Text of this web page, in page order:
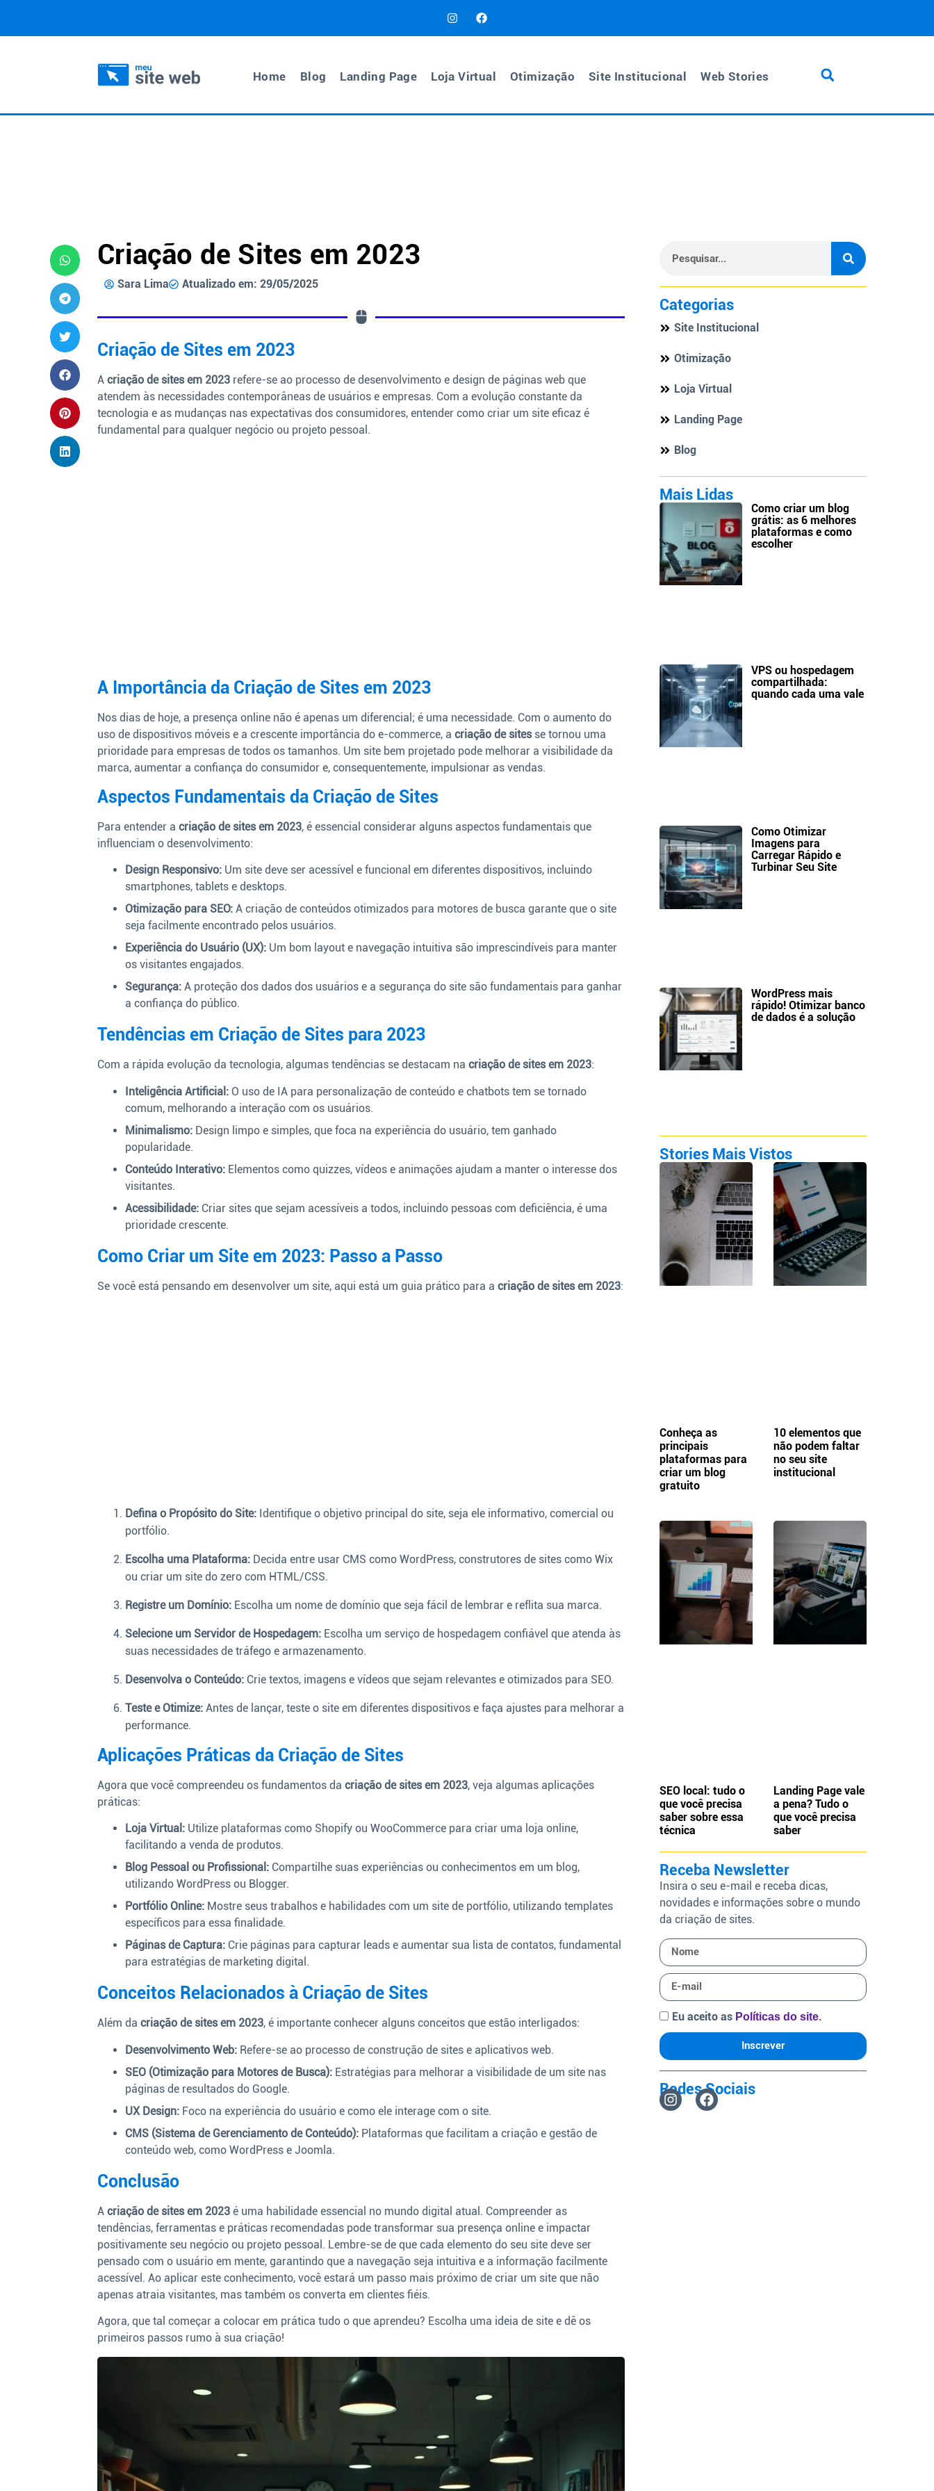
Home Blog Landing Page Loja Virtual Otimização Site Institucional Web Stories
Criação de Sites em 2023
Sara Lima Atualizado em: 29/05/2025
Criação de Sites em 2023
Acriação de sites em 2023 refere-se ao processo de desenvolvimento e design de páginas web que
atendem às necessidades contemporâneas de usuários e empresas. Com a evolução constante da
tecnologia e as mudanças nas expectativas dos consumidores, entender como criar um site eficaz é
fundamental para qualquer negócio ou projeto pessoal.
A Importância da Criação de Sites em 2023
Nos dias de hoje, a presença online não é apenas um diferencial; é uma necessidade. Com o aumento do
uso de dispositivos móveis e a crescente importância do e-commerce, acriação de sitesse tornou uma
prioridade para empresas de todos os tamanhos. Um site bem projetado pode melhorar a visibilidade da
marca, aumentar a confiança do consumidor e, consequentemente, impulsionar as vendas.
Aspectos Fundamentais da Criação de Sites
Para entender acriação de sites em 2023, é essencial considerar alguns aspectos fundamentais que
influenciam o desenvolvimento:
Design Responsivo: Um site deve ser acessível e funcional em diferentes dispositivos, incluindo
smartphones, tablets e desktops.
Otimização para SEO: A criação de conteúdos otimizados para motores de busca garante que o site
seja facilmente encontrado pelos usuários.
Experiência do Usuário (UX): Um bom layout e navegação intuitiva são imprescindíveis para manter
os visitantes engajados.
Segurança: A proteção dos dados dos usuários e a segurança do site são fundamentais para ganhar
a confiança do público.
Tendências em Criação de Sites para 2023
Com a rápida evolução da tecnologia, algumas tendências se destacam nacriação de sites em 2023:
Inteligência Artificial: O uso de IA para personalização de conteúdo e chatbots tem se tornado
comum, melhorando a interação com os usuários.
Minimalismo: Design limpo e simples, que foca na experiência do usuário, tem ganhado
popularidade.
Conteúdo Interativo: Elementos como quizzes, vídeos e animações ajudam a manter o interesse dos
visitantes.
Acessibilidade: Criar sites que sejam acessíveis a todos, incluindo pessoas com deficiência, é uma
prioridade crescente.
Como Criar um Site em 2023: Passo a Passo
Se você está pensando em desenvolver um site, aqui está um guia prático para acriação de sites em 2023:
Defina o Propósito do Site: Identifique o objetivo principal do site, seja ele informativo, comercial ou
portfólio.
Escolha uma Plataforma: Decida entre usar CMS como WordPress, construtores de sites como Wix
ou criar um site do zero com HTML/CSS.
Registre um Domínio: Escolha um nome de domínio que seja fácil de lembrar e reflita sua marca.
Selecione um Servidor de Hospedagem: Escolha um serviço de hospedagem confiável que atenda às
suas necessidades de tráfego e armazenamento.
Desenvolva o Conteúdo: Crie textos, imagens e vídeos que sejam relevantes e otimizados para SEO.
Teste e Otimize: Antes de lançar, teste o site em diferentes dispositivos e faça ajustes para melhorar a
performance.
Aplicações Práticas da Criação de Sites
Agora que você compreendeu os fundamentos dacriação de sites em 2023, veja algumas aplicações
práticas:
Loja Virtual: Utilize plataformas como Shopify ou WooCommerce para criar uma loja online,
facilitando a venda de produtos.
Blog Pessoal ou Profissional: Compartilhe suas experiências ou conhecimentos em um blog,
utilizando WordPress ou Blogger.
Portfólio Online: Mostre seus trabalhos e habilidades com um site de portfólio, utilizando templates
específicos para essa finalidade.
Páginas de Captura: Crie páginas para capturar leads e aumentar sua lista de contatos, fundamental
para estratégias de marketing digital.
Conceitos Relacionados à Criação de Sites
Além dacriação de sites em 2023, é importante conhecer alguns conceitos que estão interligados:
Desenvolvimento Web: Refere-se ao processo de construção de sites e aplicativos web.
SEO (Otimização para Motores de Busca): Estratégias para melhorar a visibilidade de um site nas
páginas de resultados do Google.
UX Design: Foco na experiência do usuário e como ele interage com o site.
CMS (Sistema de Gerenciamento de Conteúdo): Plataformas que facilitam a criação e gestão de
conteúdo web, como WordPress e Joomla.
Conclusão
Acriação de sites em 2023 é uma habilidade essencial no mundo digital atual. Compreender as
tendências, ferramentas e práticas recomendadas pode transformar sua presença online e impactar
positivamente seu negócio ou projeto pessoal. Lembre-se de que cada elemento do seu site deve ser
pensado com o usuário em mente, garantindo que a navegação seja intuitiva e a informação facilmente
acessível. Ao aplicar este conhecimento, você estará um passo mais próximo de criar um site que não
apenas atraia visitantes, mas também os converta em clientes fiéis.
Agora, que tal começar a colocar em prática tudo o que aprendeu? Escolha uma ideia de site e dê os
primeiros passos rumo à sua criação!
Categorias
Site Institucional
Otimização
Loja Virtual
Landing Page
Blog
Mais Lidas
Como criar um blog
grátis: as 6 melhores
plataformas e como
escolher
VPS ou hospedagem
compartilhada:
quando cada uma vale
Como Otimizar
Imagens para
Carregar Rápido e
Turbinar Seu Site
WordPress mais
rápido! Otimizar banco
de dados é a solução
Stories Mais Vistos
Conheça as
principais
plataformas para
criar um blog
gratuito
10 elementos que
não podem faltar
no seu site
institucional
SEO local: tudo o
que você precisa
saber sobre essa
técnica
Landing Page vale
a pena? Tudo o
que você precisa
saber
Receba Newsletter
Insira o seu e-mail e receba dicas,
novidades e informações sobre o mundo
da criação de sites.
Eu aceito as Políticas do site.
Inscrever
Redes Sociais